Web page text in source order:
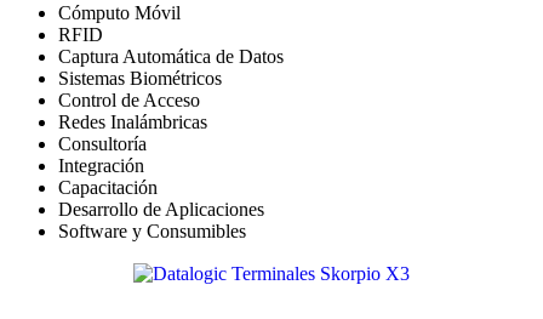
Cómputo Móvil
RFID
Captura Automática de Datos
Sistemas Biométricos
Control de Acceso
Redes Inalámbricas
Consultoría
Integración
Capacitación
Desarrollo de Aplicaciones
Software y Consumibles